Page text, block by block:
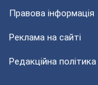
Правова інформація
Реклама на сайті
Редакційна політика